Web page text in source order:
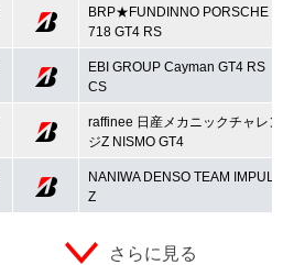
BRP★FUNDINNO PORSCHE
718 GT4 RS
EBI GROUP Cayman GT4 RS
CS
raffinee 日産メカニックチャレン
ジZ NISMO GT4
NANIWA DENSO TEAM IMPUL
Z
さらに見る